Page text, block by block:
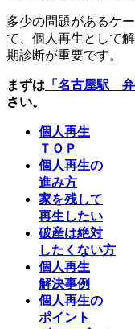
多少の問題があるケ
て、個人再生として
期診断が重要です。
まずは 「名古屋駅 弁
さい。
個人再生
ＴＯＰ
個人再生の
進み方
家を残して
再生したい
破産は絶対
したくない方
個人再生
解決事例
個人再生の
ポイント